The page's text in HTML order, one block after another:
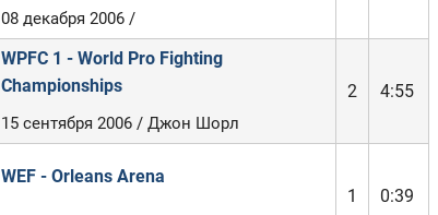
08 декабря 2006 /
WPFC 1 - World Pro Fighting
Championships
2 4:55
15 сентября 2006 / Джон Шорл
WEF - Orleans Arena
1
0:39